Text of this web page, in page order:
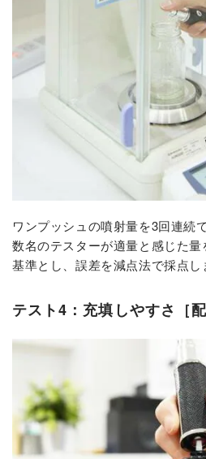
ワンプッシュの噴射量を3回連続
数名のテスターが適量と感じた
基準とし、誤差を減点法で採点し
テスト4：充填しやすさ［配